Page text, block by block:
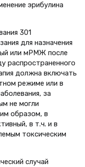
эрибулина
301
для назначения
или мРМЖ после
распространенного
должна включать
режиме или в
за
не могли
образом, в
в т.ч. и в
токсическим
случай